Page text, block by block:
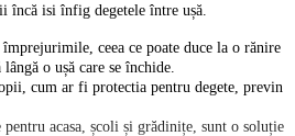
isi înfig degetele între ușă.
ceea ce poate duce la o rănire
o ușă care se închide.
cum ar fi protectia pentru degete, previn
acasa, școli și grădinițe, sunt o soluție